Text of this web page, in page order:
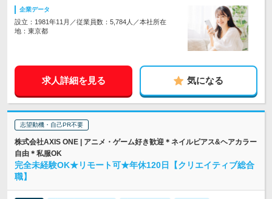
企業データ
設立：1981年11月／従業員数：5,784人／本社所在
地：東京都
求人詳細を見る 気になる
志望動機・自己PR不要
株式会社AXIS ONE | アニメ・ゲーム好き歓迎＊ネイルピアス&ヘアカラー
自由＊私服OK
完全未経験OK★リモート可★年休120日【クリエイティブ総合
職】